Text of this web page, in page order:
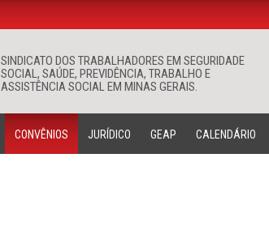
SINDICATO DOS TRABALHADORES EM SEGURIDADE
SOCIAL, SAÚDE, PREVIDÊNCIA, TRABALHO E
ASSISTÊNCIA SOCIAL EM MINAS GERAIS.
Buscar
CONVÊNIOS JURÍDICO GEAP CALENDÁRIO